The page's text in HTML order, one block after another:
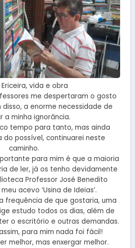
Ericeira, vida e obra
me despertaram o gosto
disso, a enorme necessidade de
a minha ignorância.
tempo para tanto, mas ainda
do possível, continuarei neste
caminho.
para mim é que a maioria
de ler, já os tenho devidamente
Professor José Benedito
acevo ‘Usina de Ideias’.
frequência de que gostaria, uma
estudo todos os dias, além de
o escritório e outras demandas.
para mim nada foi fácil!
melhor, mas enxergar melhor.